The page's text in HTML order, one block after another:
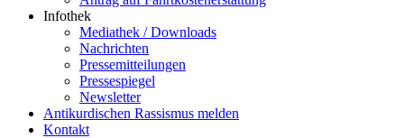
Infothek
Mediathek / Downloads
Nachrichten
Pressemitteilungen
Pressespiegel
Newsletter
Antikurdischen Rassismus melden
Kontakt